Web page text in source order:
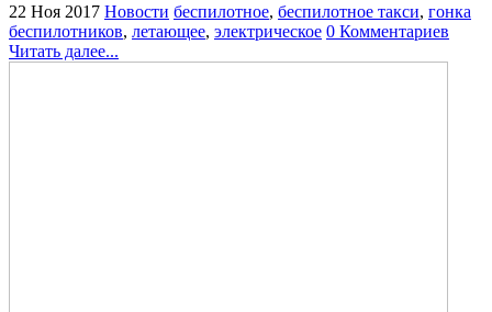
22 Ноя 2017 Новости беспилотное, беспилотное такси, гонка
беспилотников, летающее, электрическое 0 Комментариев
Читать далее...